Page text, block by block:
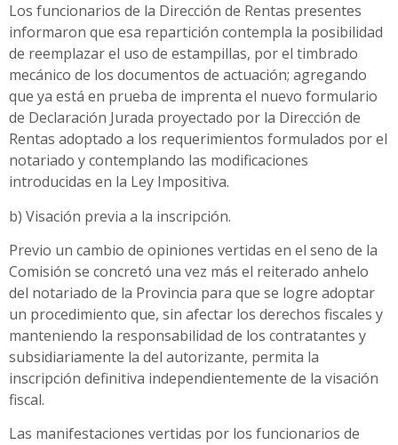
Los funcionarios de la Dirección de Rentas presentes
informaron que esa repartición contempla la posibilidad
de reemplazar el uso de estampillas, por el timbrado
mecánico de los documentos de actuación; agregando
que ya está en prueba de imprenta el nuevo formulario
de Declaración Jurada proyectado por la Dirección de
Rentas adoptado a los requerimientos formulados por el
notariado y contemplando las modificaciones
introducidas en la Ley Impositiva.
b) Visación previa a la inscripción.
Previo un cambio de opiniones vertidas en el seno de la
Comisión se concretó una vez más el reiterado anhelo
del notariado de la Provincia para que se logre adoptar
un procedimiento que, sin afectar los derechos fiscales y
manteniendo la responsabilidad de los contratantes y
subsidiariamente la del autorizante, permita la
inscripción definitiva independientemente de la visación
fiscal.
Las manifestaciones vertidas por los funcionarios de